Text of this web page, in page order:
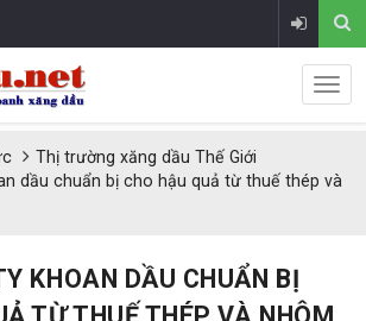
Thị trường xăng dầu Thế Giới
dầu chuẩn bị cho hậu quả từ thuế thép và
KHOAN DẦU CHUẨN BỊ